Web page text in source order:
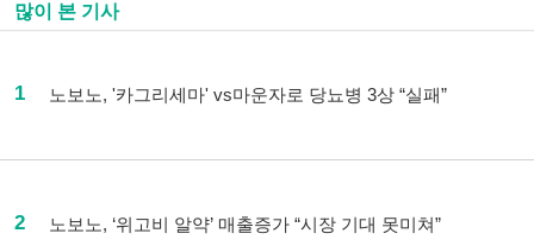
많이 본 기사
1 노보노, '카그리세마' vs마운자로 당뇨병 3상 “실패”
2 노보노, ‘위고비 알약’ 매출증가 “시장 기대 못미쳐”